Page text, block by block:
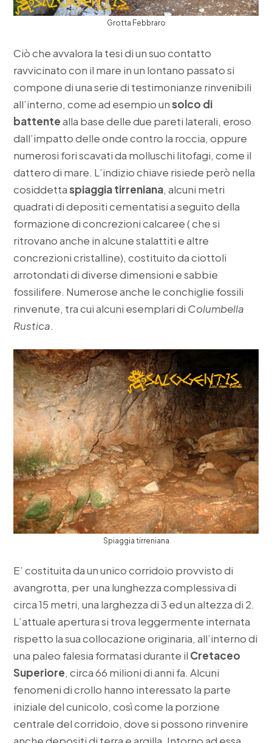
Grotta Febbraro
Ciò che avvalora la tesi di un suo contatto
ravvicinato con il mare in un lontano passato si
compone di una serie di testimonianze rinvenibili
all’interno, come ad esempio unsolco di
battentealla base delle due pareti laterali, eroso
dall’impatto delle onde contro la roccia, oppure
numerosi fori scavati da molluschi litofagi, come il
dattero di mare. L’indizio chiave risiede però nella
cosiddettaspiaggia tirreniana, alcuni metri
quadrati di depositi cementatisi a seguito della
formazione di concrezioni calcaree ( che si
ritrovano anche in alcune stalattiti e altre
concrezioni cristalline), costituito da ciottoli
arrotondati di diverse dimensioni e sabbie
fossilifere. Numerose anche le conchiglie fossili
rinvenute, tra cui alcuni esemplari di Columbella
Rustica.
Spiaggia tirreniana
E’ costituita da un unico corridoio provvisto di
avangrotta, per una lunghezza complessiva di
circa 15 metri, una larghezza di 3 ed un altezza di 2.
L’attuale apertura si trova leggermente internata
rispetto la sua collocazione originaria, all’interno di
una paleo falesia formatasi durante il Cretaceo
Superiore, circa 66 milioni di anni fa. Alcuni
fenomeni di crollo hanno interessato la parte
iniziale del cunicolo, così come la porzione
centrale del corridoio, dove si possono rinvenire